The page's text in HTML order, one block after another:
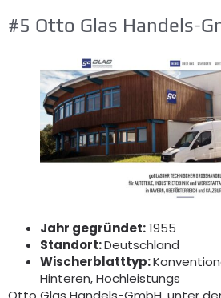
#5 Otto Glas Handels-
Jahr gegründet:1955
Standort:Deutschland
Wischerblatttyp:
Hinteren, Hochleistungs